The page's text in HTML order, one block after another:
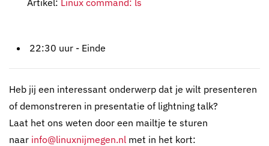
Artikel: Linux command: ls
22:30 uur - Einde
Heb jij een interessant onderwerp dat je wilt presenteren
of demonstreren in presentatie of lightning talk?
Laat het ons weten door een mailtje te sturen
naar info@linuxnijmegen.nl met in het kort: